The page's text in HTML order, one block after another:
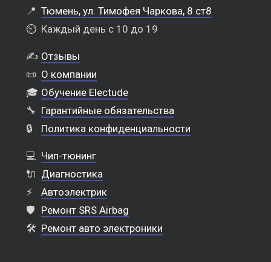
📍 Тюмень, ул. Тимофея Чаркова, 8 ст8
⏲️ Каждый день с 10 до 19
✍️ Отзывы
📜 О компании
🎓 Обучение Electude
🔧 Гарантийные обязательства
🔒
Политика конфиденциальности
💻 Чип-тюнинг
🔌 Диагностика
⚡
Автоэлектрик
🛡️ Ремонт SRS Airbag
🛠️ Ремонт авто электроники